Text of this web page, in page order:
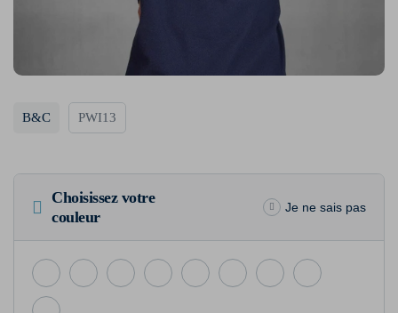
B&C PWI13
Choisissez votre
couleur
Je ne sais pas